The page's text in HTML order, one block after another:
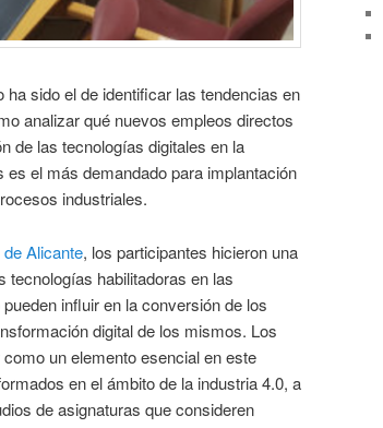
sido el de identificar las tendencias en
analizar qué nuevos empleos directos
de las tecnologías digitales en la
el más demandado para implantación
industriales.
Alicante, los participantes hicieron una
tecnologías habilitadoras en las
influir en la conversión de los
digital de los mismos. Los
un elemento esencial en este
en el ámbito de la industria 4.0, a
de asignaturas que consideren